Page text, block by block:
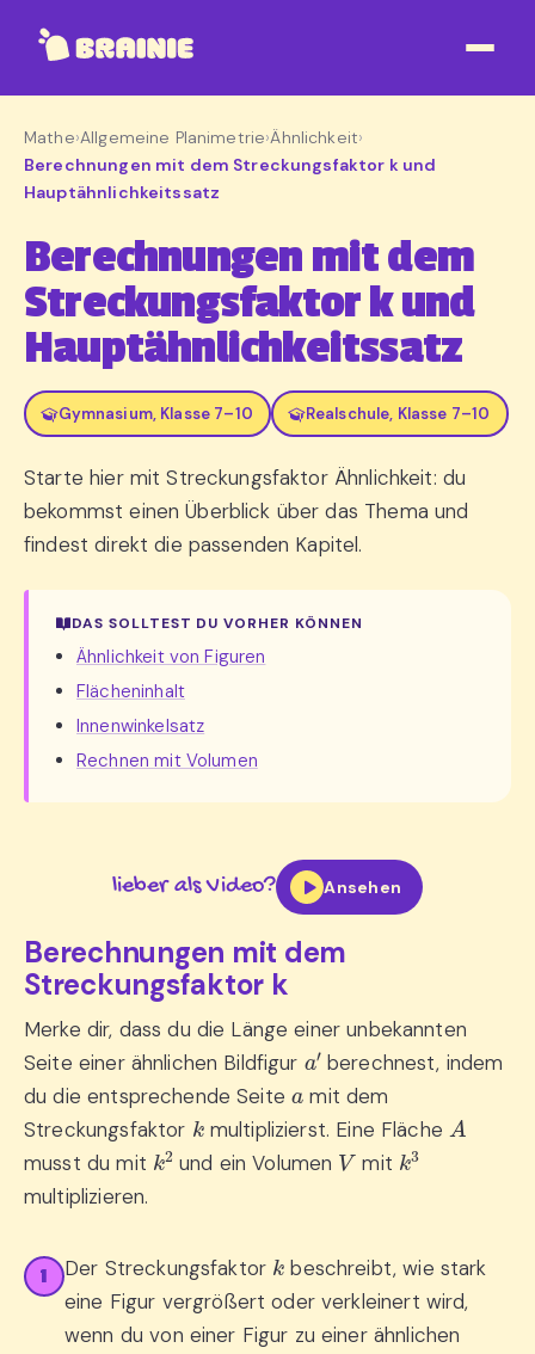
Mathe›Allgemeine Planimetrie›Ähnlichkeit›
Berechnungen mit dem Streckungsfaktor k und
Hauptähnlichkeitssatz
Berechnungen mit dem
Streckungsfaktor k und
Hauptähnlichkeitssatz
Gymnasium, Klasse 7–10 Realschule, Klasse 7–10
Starte hier mit Streckungsfaktor Ähnlichkeit: du
bekommst einen Überblick über das Thema und
findest direkt die passenden Kapitel.
DAS SOLLTEST DU VORHER KÖNNEN
Ähnlichkeit von Figuren
Flächeninhalt
Innenwinkelsatz
Rechnen mit Volumen
lieber als Video? Ansehen
Berechnungen mit dem
Streckungsfaktor k
Merke dir, dass du die Länge einer unbekannten
Seite einer ähnlichen Bildfigur
′berechnest, indem
du die entsprechende Seite
mit dem
Streckungsfaktor kmultiplizierst. Eine Fläche A
musst du mit k2 und ein Volumen V mit k 3
multiplizieren.
1 Der Streckungsfaktor k beschreibt, wie stark
eine Figur vergrößert oder verkleinert wird,
wenn du von einer Figur zu einer ähnlichen